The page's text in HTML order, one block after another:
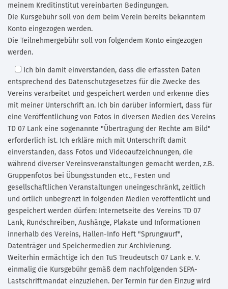
meinem Kreditinstitut vereinbarten Bedingungen.
Die Kursgebühr soll von dem beim Verein bereits bekanntem
Konto eingezogen werden.
Die Teilnehmergebühr soll von folgendem Konto eingezogen
werden.
Ich bin damit einverstanden, dass die erfassten Daten
entsprechend des Datenschutzgesetzes für die Zwecke des
Vereins verarbeitet und gespeichert werden und erkenne dies
mit meiner Unterschrift an. Ich bin darüber informiert, dass für
eine Veröffentlichung von Fotos in diversen Medien des Vereins
TD 07 Lank eine sogenannte "Übertragung der Rechte am Bild"
erforderlich ist. Ich erkläre mich mit Unterschrift damit
einverstanden, dass Fotos und Videoaufzeichnungen, die
während diverser Vereinsveranstaltungen gemacht werden, z.B.
Gruppenfotos bei Übungsstunden etc., Festen und
gesellschaftlichen Veranstaltungen uneingeschränkt, zeitlich
und örtlich unbegrenzt in folgenden Medien veröffentlicht und
gespeichert werden dürfen: Internetseite des Vereins TD 07
Lank, Rundschreiben, Aushänge, Plakate und Informationen
innerhalb des Vereins, Hallen-Info Heft "Sprungwurf",
Datenträger und Speichermedien zur Archivierung.
Weiterhin ermächtige ich den TuS Treudeutsch 07 Lank e. V.
einmalig die Kursgebühr gemäß dem nachfolgenden SEPA-
Lastschriftmandat einzuziehen. Der Termin für den Einzug wird